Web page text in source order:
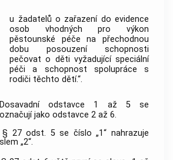
u žadatelů o zařazení do evidence
osob vhodných pro výkon
pěstounské péče na přechodnou
dobu posouzení schopnosti
pečovat o děti vyžadující speciální
péči a schopnost spolupráce s
rodiči těchto dětí.“.
Dosavadní odstavce 1 až 5 se
označují jako odstavce 2 až 6.
§ 27 odst. 5 se číslo „1“ nahrazuje
„2“.